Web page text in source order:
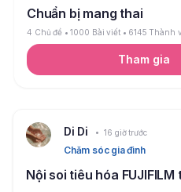
Chuẩn bị mang thai
4 Chủ đề 1000 Bài viết 6145 Thành
Tham gia
Di Di 16 giờ trước
Chăm sóc gia đình
Nội soi tiêu hóa FUJIFILM